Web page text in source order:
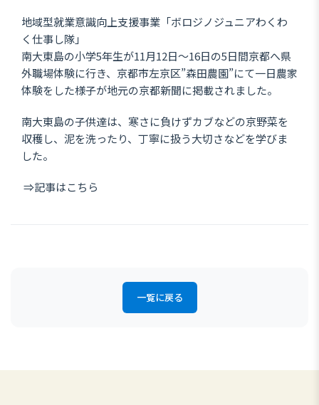
地域型就業意識向上支援事業「ボロジノジュニアわくわ
く仕事し隊」
南大東島の小学5年生が11月12日～16日の5日間京都へ県
外職場体験に行き、京都市左京区”森田農園”にて一日農家
体験をした様子が地元の京都新聞に掲載されました。
南大東島の子供達は、寒さに負けずカブなどの京野菜を
収穫し、泥を洗ったり、丁寧に扱う大切さなどを学びま
した。
⇒記事はこちら
一覧に戻る